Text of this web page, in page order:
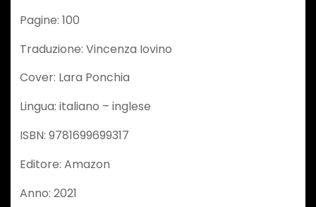
Pagine: 100
Traduzione: Vincenza Iovino
Cover: Lara Ponchia
Lingua: italiano – inglese
ISBN: 9781699699317
Editore: Amazon
Anno: 2021